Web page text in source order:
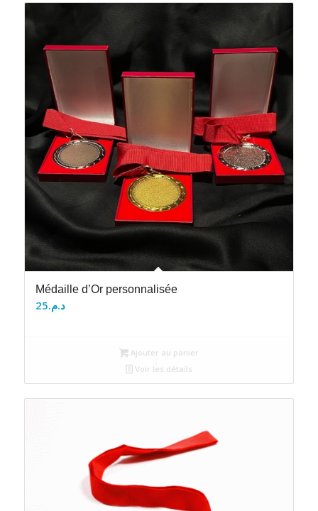
Médaille d’Or personnalisée
د.م.25
Ajouter au panier
Voir les détails